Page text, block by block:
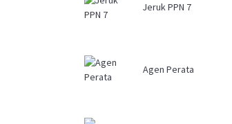
Jeruk PPN 7
Agen Perata